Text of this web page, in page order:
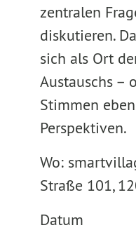
zentralen
diskutieren.
sich als Ort
Austauschs –
Stimmen
Perspektiven.
Wo:
Straße 101,
Datum